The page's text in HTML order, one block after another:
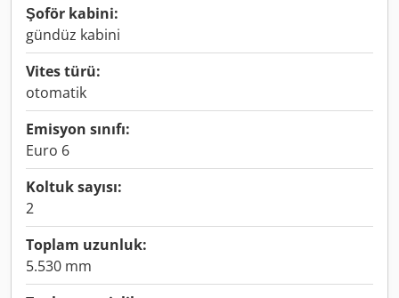
Şoför kabini:
gündüz kabini
Vites türü:
otomatik
Emisyon sınıfı:
Euro 6
Koltuk sayısı:
2
Toplam uzunluk:
5.530 mm